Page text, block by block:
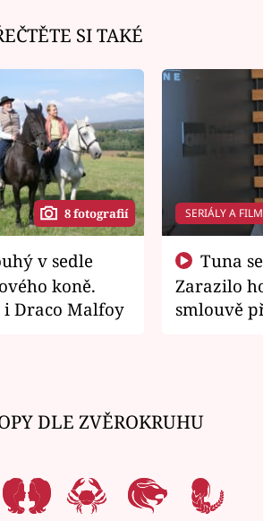
SI TAKÉ
8 fotografií
koně.
i Draco Malfoy
SERIÁLY A
Zarazilo
smlouvě
DLE ZVĚROKRUHU